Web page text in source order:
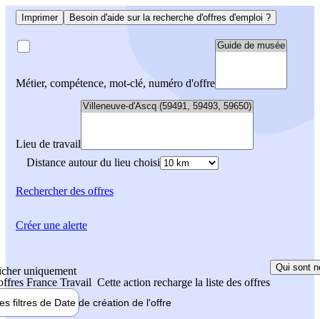
Imprimer Besoin d'aide sur la recherche d'offres d'emploi ?
Métier, compétence, mot-clé, numéro d'offre
Lieu de travail
Distance autour du lieu choisi
Rechercherdes offres
uniquement
France Travail Cette action recharge la liste des offres
Qui sont
filtres de Date de création de l'offre
Créer une alerte